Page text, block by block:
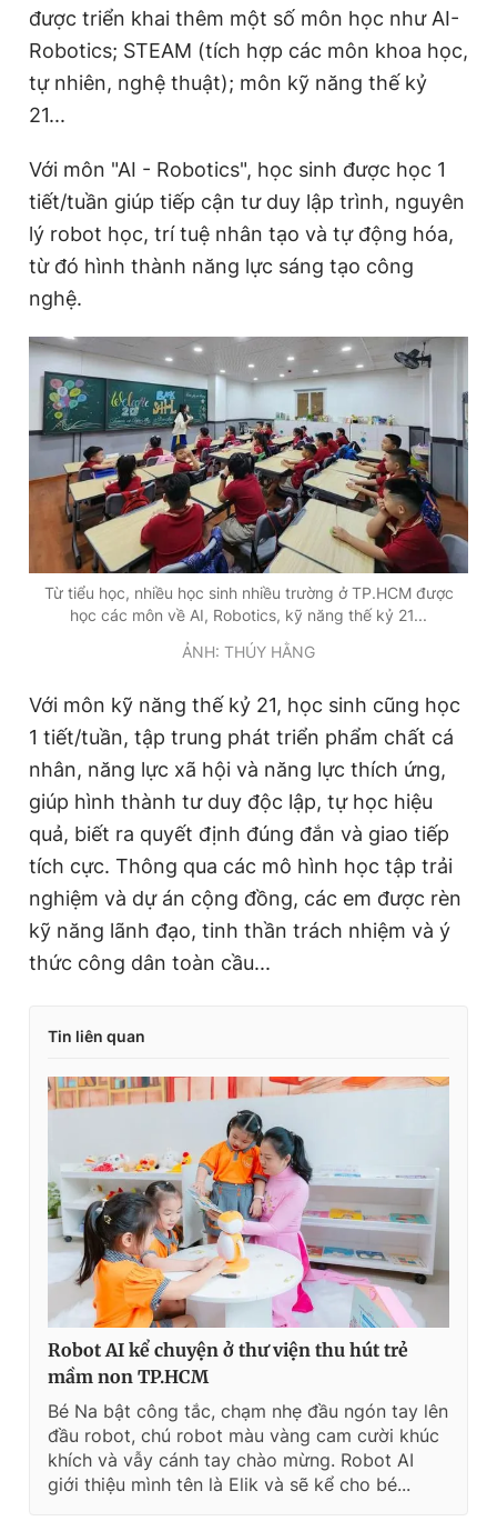
được triển khai thêm một số môn học như AI-
Robotics; STEAM (tích hợp các môn khoa học,
tự nhiên, nghệ thuật); môn kỹ năng thế kỷ
21...
Với môn "AI - Robotics", học sinh được học 1
tiết/tuần giúp tiếp cận tư duy lập trình, nguyên
lý robot học, trí tuệ nhân tạo và tự động hóa,
từ đó hình thành năng lực sáng tạo công
nghệ.
Từ tiểu học, nhiều học sinh nhiều trường ở TP.HCM được
học các môn về AI, Robotics, kỹ năng thế kỷ 21...
ẢNH: THÚY HẰNG
Với môn kỹ năng thế kỷ 21, học sinh cũng học
1 tiết/tuần, tập trung phát triển phẩm chất cá
nhân, năng lực xã hội và năng lực thích ứng,
giúp hình thành tư duy độc lập, tự học hiệu
quả, biết ra quyết định đúng đắn và giao tiếp
tích cực. Thông qua các mô hình học tập trải
nghiệm và dự án cộng đồng, các em được rèn
kỹ năng lãnh đạo, tinh thần trách nhiệm và ý
thức công dân toàn cầu...
Tin liên quan
Robot AI kể chuyện ở thư viện thu hút trẻ
mầm non TP.HCM
Bé Na bật công tắc, chạm nhẹ đầu ngón tay lên
đầu robot, chú robot màu vàng cam cười khúc
khích và vẫy cánh tay chào mừng. Robot AI
giới thiệu mình tên là Elik và sẽ kể cho bé...